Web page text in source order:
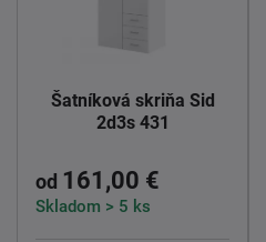
Šatníková skriňa Sid
2d3s 431
od 161,00 €
Skladom > 5 ks